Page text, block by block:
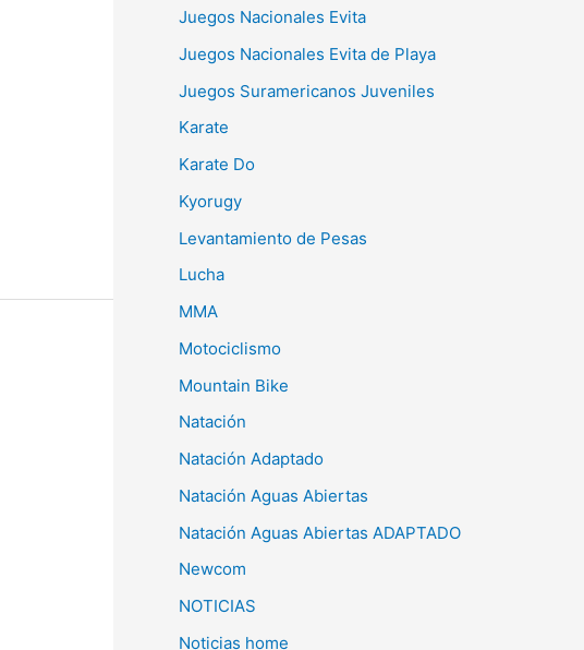
Juegos Nacionales Evita
Juegos Nacionales Evita de Playa
Juegos Suramericanos Juveniles
Karate
Karate Do
Kyorugy
Levantamiento de Pesas
Lucha
MMA
Motociclismo
Mountain Bike
Natación
Natación Adaptado
Natación Aguas Abiertas
Natación Aguas Abiertas ADAPTADO
Newcom
NOTICIAS
Noticias home